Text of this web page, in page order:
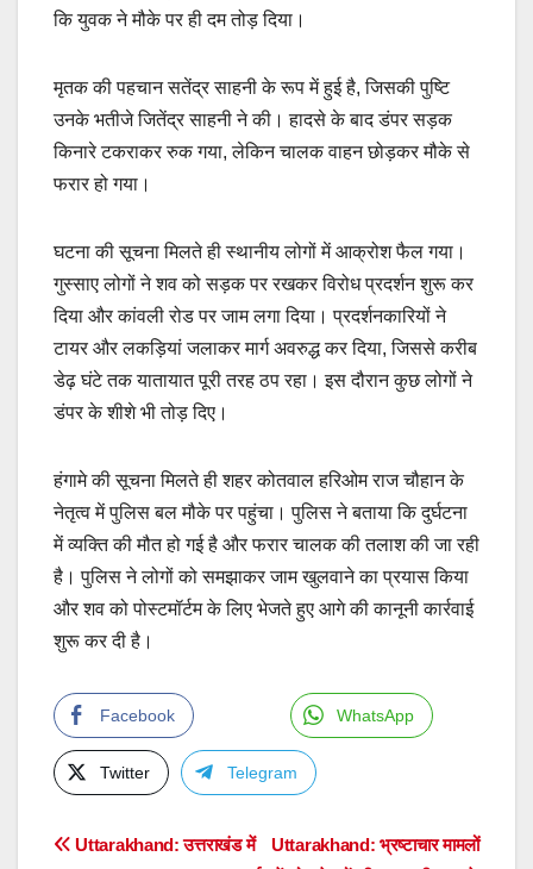
कि युवक ने मौके पर ही दम तोड़ दिया।
मृतक की पहचान सतेंद्र साहनी के रूप में हुई है, जिसकी पुष्टि
उनके भतीजे जितेंद्र साहनी ने की। हादसे के बाद डंपर सड़क
किनारे टकराकर रुक गया, लेकिन चालक वाहन छोड़कर मौके से
फरार हो गया।
घटना की सूचना मिलते ही स्थानीय लोगों में आक्रोश फैल गया।
गुस्साए लोगों ने शव को सड़क पर रखकर विरोध प्रदर्शन शुरू कर
दिया और कांवली रोड पर जाम लगा दिया। प्रदर्शनकारियों ने
टायर और लकड़ियां जलाकर मार्ग अवरुद्ध कर दिया, जिससे करीब
डेढ़ घंटे तक यातायात पूरी तरह ठप रहा। इस दौरान कुछ लोगों ने
डंपर के शीशे भी तोड़ दिए।
हंगामे की सूचना मिलते ही शहर कोतवाल हरिओम राज चौहान के
नेतृत्व में पुलिस बल मौके पर पहुंचा। पुलिस ने बताया कि दुर्घटना
में व्यक्ति की मौत हो गई है और फरार चालक की तलाश की जा रही
है। पुलिस ने लोगों को समझाकर जाम खुलवाने का प्रयास किया
और शव को पोस्टमॉर्टम के लिए भेजते हुए आगे की कानूनी कार्रवाई
शुरू कर दी है।
Facebook WhatsApp
Twitter Telegram
Post
Uttarakhand: भ्रष्टाचार मामलों
Uttarakhand: उत्तराखंड में